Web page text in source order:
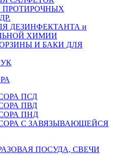
ПРОТИРОЧНЫХ
ДЕЗИНФЕКТАНТА и
ХИМИИ
И БАКИ ДЛЯ
ПСД
ПВД
ПНД
С ЗАВЯЗЫВАЮЩЕЙСЯ
ПОСУДА, СВЕЧИ